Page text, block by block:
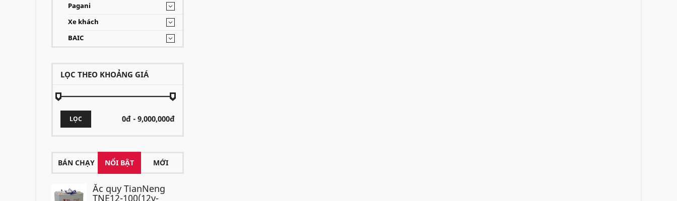
Pagani
Xe khách
BAIC
LỌC THEO KHOẢNG GIÁ
LỌC
BÁN CHẠY NỔI BẬT MỚI
Ắc quy TianNeng
TNE12-100(12v-